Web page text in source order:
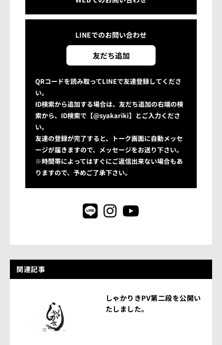
LINEでのお問い合わせ
友だち追加
QRコードを読み取ってLINEで友達登録してくださ
い。
ID検索から追加する場合は、友だち追加の右端の検
索から、ID検索で【@syakariki】とご入力くださ
い。
友達の登録が完了すると、トーク画面に自動メッセ
ージが届きますので、メッセージをお送り下さい。
※時間帯によってはすぐにご返信出来ない場合もあ
りますので、予めご了承下さい。
関連記事
しゃかりきPV第二段を公開い
たしました。